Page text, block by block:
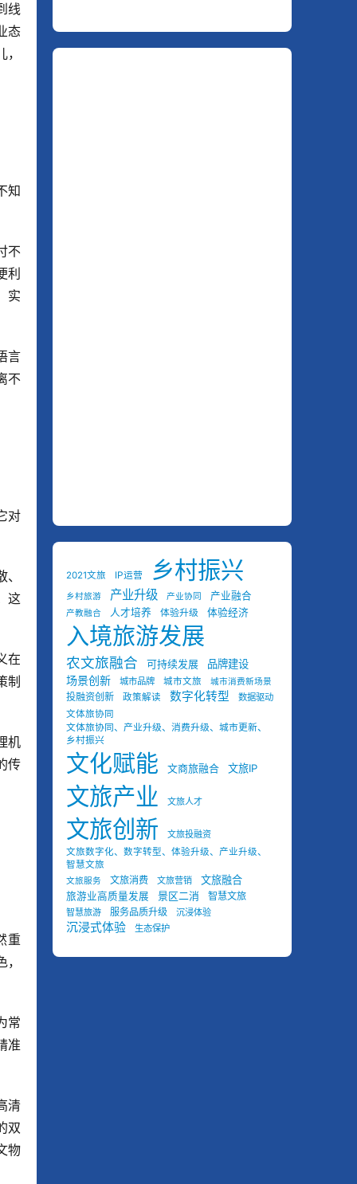
线
态
知
不
利
实
言
不
对
这
在
制
机
传
重
常
准
清
双
物
2021文旅 IP运营 乡村振兴
乡村旅游 产业升级 产业协同 产业融合
产教融合 人才培养 体验升级 体验经济
入境旅游发展
农文旅融合 可持续发展 品牌建设
场景创新 城市品牌 城市文旅 城市消费新场景
投融资创新 政策解读 数字化转型
数据驱动
文体旅协同
文体旅协同、产业升级、消费升级、城市更新、
乡村振兴
文化赋能 文商旅融合 文旅IP
文旅产业 文旅人才
文旅创新
文旅投融资
文旅数字化、数字转型、体验升级、产业升级、
智慧文旅
文旅服务 文旅消费 文旅营销 文旅融合
旅游业高质量发展 景区二消 智慧文旅
智慧旅游 服务品质升级 沉浸体验
沉浸式体验 生态保护